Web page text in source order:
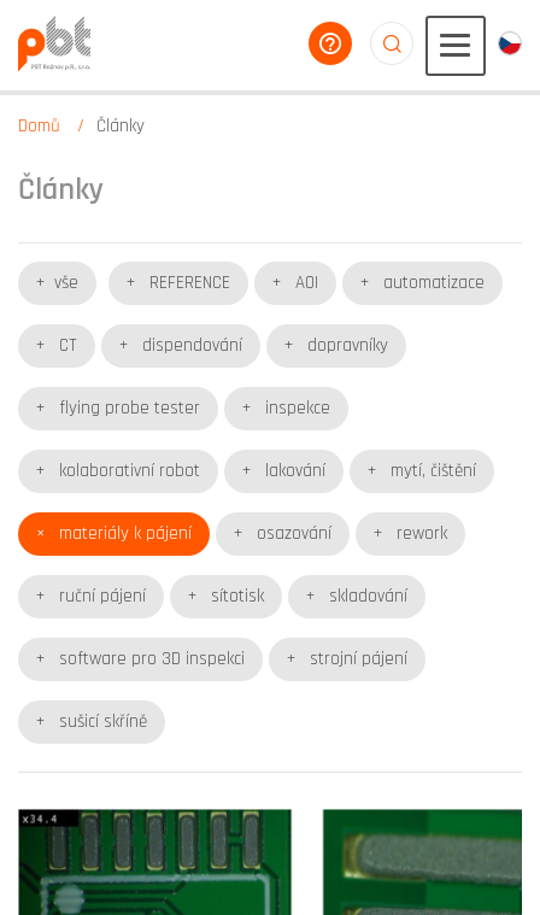
poradíme vám
Domů Články
Články
vše REFERENCE AOI automatizace
CT dispendování dopravníky
flying probe tester inspekce
kolaborativní robot lakování mytí, čištění
materiály k pájení osazování rework
ruční pájení sítotisk skladování
software pro 3D inspekci strojní pájení
sušicí skříně